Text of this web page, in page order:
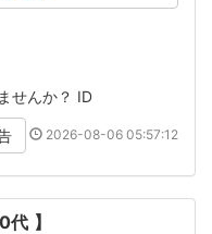
せんか？ ID
2026-08-06 05:57:12
代 】